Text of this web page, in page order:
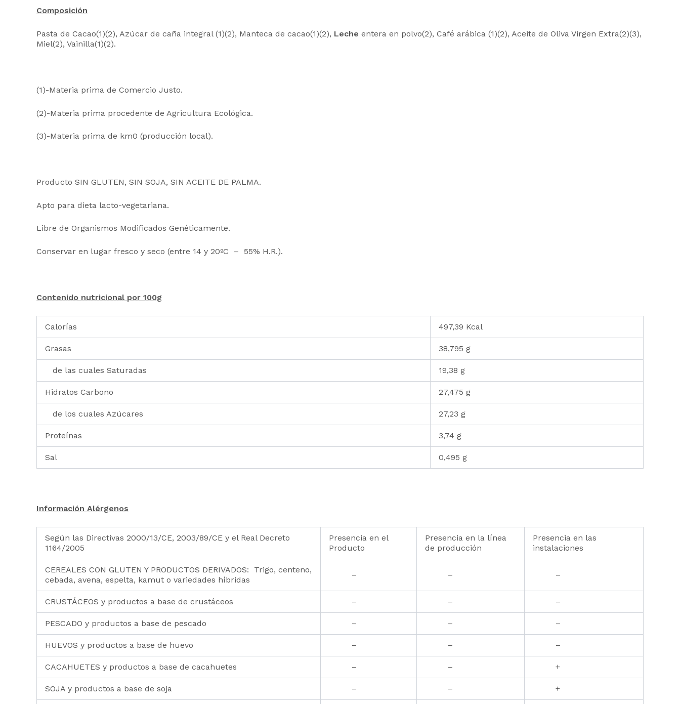
Composición
Pasta de Cacao(1)(2), Azúcar de caña integral (1)(2), Manteca de cacao(1)(2), Leche entera en polvo(2), Café arábica (1)(2), Aceite de Oliva Virgen Extra(2)(3),
Miel(2), Vainilla(1)(2).
(1)-Materia prima de Comercio Justo.
(2)-Materia prima procedente de Agricultura Ecológica.
(3)-Materia prima de km0 (producción local).
Producto SIN GLUTEN, SIN SOJA, SIN ACEITE DE PALMA.
Apto para dieta lacto-vegetariana.
Libre de Organismos Modificados Genéticamente.
Conservar en lugar fresco y seco (entre 14 y 20ºC – 55% H.R.).
Contenido nutricional por 100g
Calorías 497,39 Kcal
Grasas 38,795 g
de las cuales Saturadas 19,38 g
Hidratos Carbono 27,475 g
de los cuales Azúcares 27,23 g
Proteínas 3,74 g
Sal 0,495 g
Información Alérgenos
Según las Directivas 2000/13/CE, 2003/89/CE y el Real Decreto
1164/2005
Presencia en el
Producto
Presencia en la línea
de producción
Presencia en las
instalaciones
CEREALES CON GLUTEN Y PRODUCTOS DERIVADOS: Trigo, centeno,
cebada, avena, espelta, kamut o variedades híbridas
– – –
CRUSTÁCEOS y productos a base de crustáceos – – –
PESCADO y productos a base de pescado – – –
HUEVOS y productos a base de huevo – – –
CACAHUETES y productos a base de cacahuetes – – +
SOJA y productos a base de soja – – +